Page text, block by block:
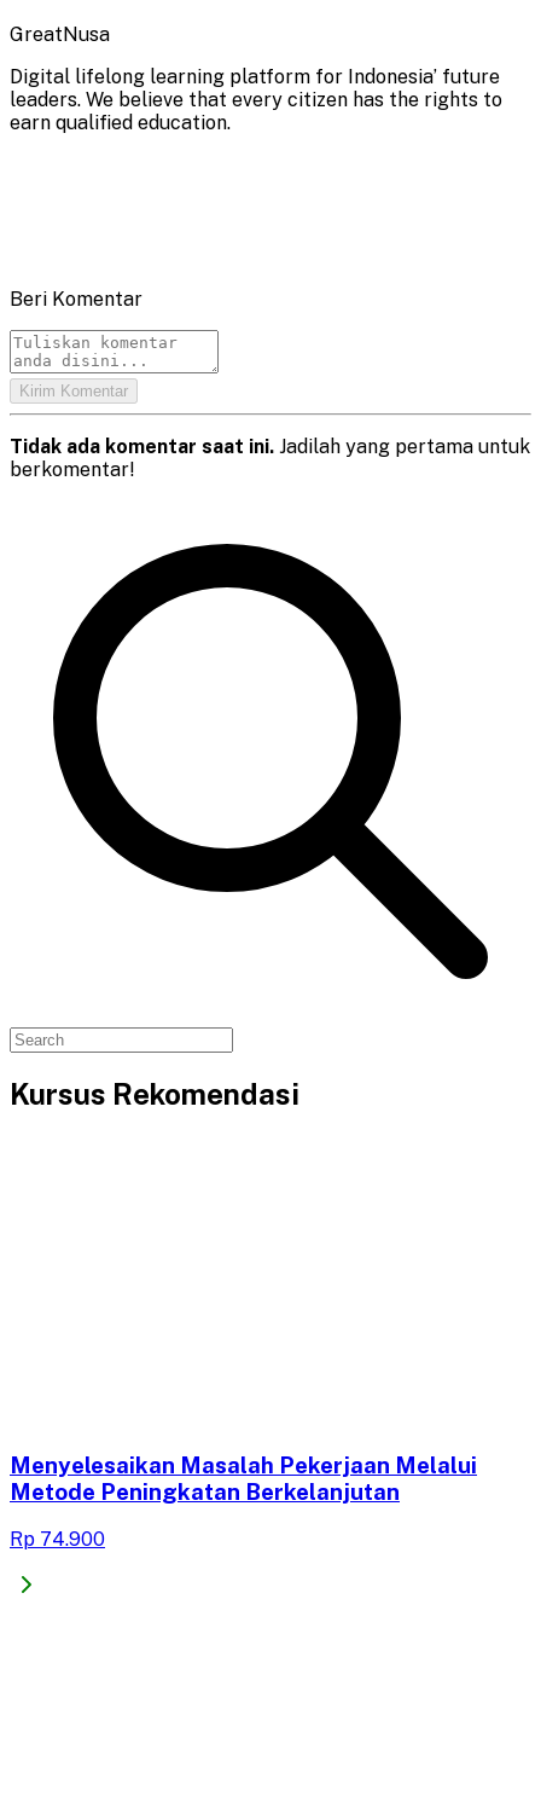
GreatNusa
Digital lifelong learning platform for Indonesia’ future
leaders. We believe that every citizen has the rights to
earn qualified education.
Beri Komentar
Kirim Komentar
Tidak ada komentar saat ini. Jadilah yang pertama untuk
berkomentar!
Kursus Rekomendasi
Menyelesaikan Masalah Pekerjaan Melalui
Metode Peningkatan Berkelanjutan
Rp 74.900